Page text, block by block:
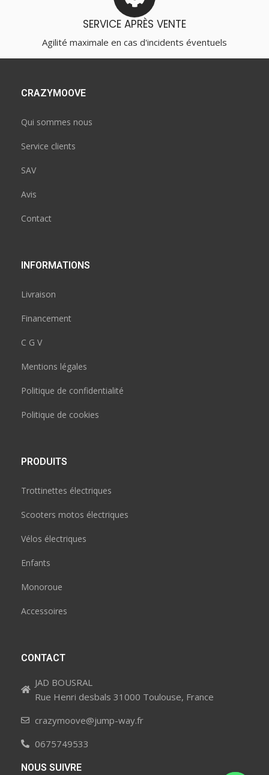
SERVICE APRÈS VENTE
Agilité maximale en cas d'incidents éventuels
CRAZYMOOVE
Qui sommes nous
Service clients
SAV
Avis
Contact
INFORMATIONS
Livraison
Financement
C G V
Mentions légales
Politique de confidentialité
Politique de cookies
PRODUITS
Trottinettes électriques
Scooters motos électriques
Vélos électriques
Enfants
Monoroue
Accessoires
CONTACT
JAD BOUSRAL
Rue Henri desbals 31000 Toulouse, France
crazymoove@jump-way.fr
0675749533
NOUS SUIVRE